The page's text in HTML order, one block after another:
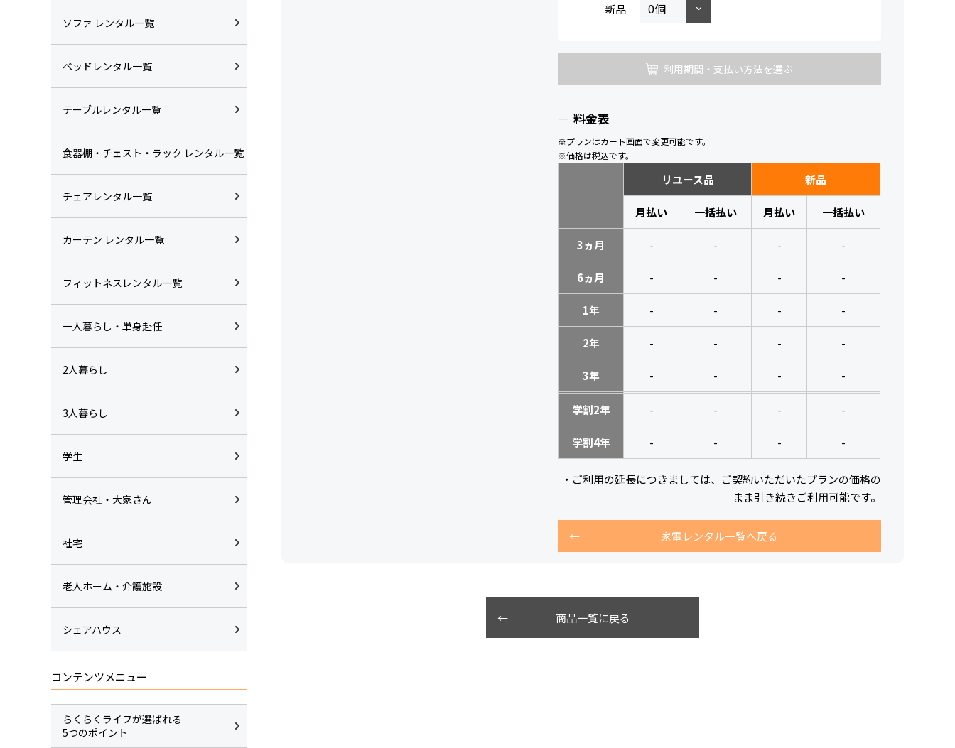
新品
利用期間・支払い方法を選ぶ
料金表
※プランはカート画面で変更可能です。
※価格は税込です。
リユース品 新品
月払い 一括払い 月払い 一括払い
3ヵ月 - - - -
6ヵ月 - - - -
1年 - - - -
2年 - - - -
3年 - - - -
学割2年 - - - -
学割4年 - - - -
・ご利用の延長につきましては、ご契約いただいたプランの価格の
まま引き続きご利用可能です。
家電レンタル一覧へ戻る
商品一覧に戻る
ソファ レンタル一覧
ベッドレンタル一覧
テーブルレンタル一覧
食器棚・チェスト・ラック レンタル一覧
チェアレンタル一覧
カーテン レンタル一覧
フィットネスレンタル一覧
一人暮らし・単身赴任
2人暮らし
3人暮らし
学生
管理会社・大家さん
社宅
老人ホーム・介護施設
シェアハウス
コンテンツメニュー
らくらくライフが選ばれる
5つのポイント